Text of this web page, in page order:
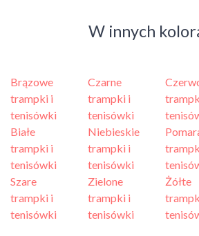
W innych
Brązowe
trampki i
tenisówki
Czarne
trampki i
tenisówki
Białe
trampki i
tenisówki
Niebieskie
trampki i
tenisówki
Szare
trampki i
tenisówki
Zielone
trampki i
tenisówki
Żółte